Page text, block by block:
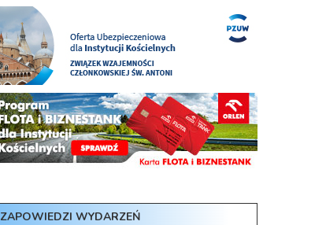
ZAPOWIEDZI WYDARZEŃ